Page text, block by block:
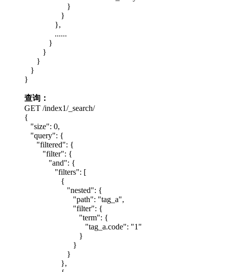
}
}
},
......
}
}
}
}
}
查询：
GET /index1/_search/
{
"size": 0,
"query": {
"filtered": {
"filter": {
"and": {
"filters": [
{
"nested": {
"path": "tag_a",
"filter": {
"term": {
"tag_a.code": "1"
}
}
}
},